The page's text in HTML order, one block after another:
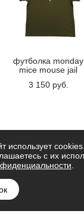
футболка monday
mice mouse jail
3 150 pуб.
использует
с их